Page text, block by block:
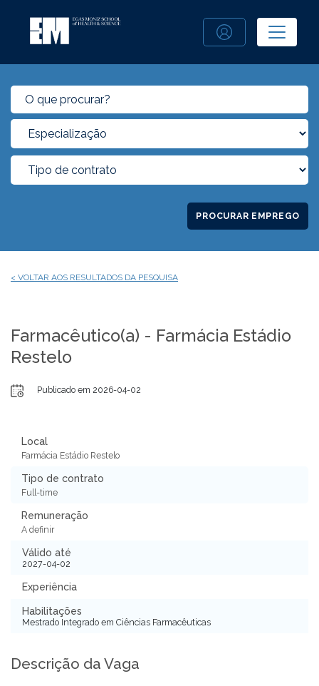
PROCURAR EMPREGO
< VOLTAR AOS RESULTADOS DA PESQUISA
Farmacêutico(a) - Farmácia Estádio
Restelo
Publicado em 2026-04-02
Local
Farmácia Estádio Restelo
Tipo de contrato
Full-time
Remuneração
A definir
Válido até
2027-04-02
Experiência
Habilitações
Mestrado Integrado em Ciências Farmacêuticas
Descrição da Vaga